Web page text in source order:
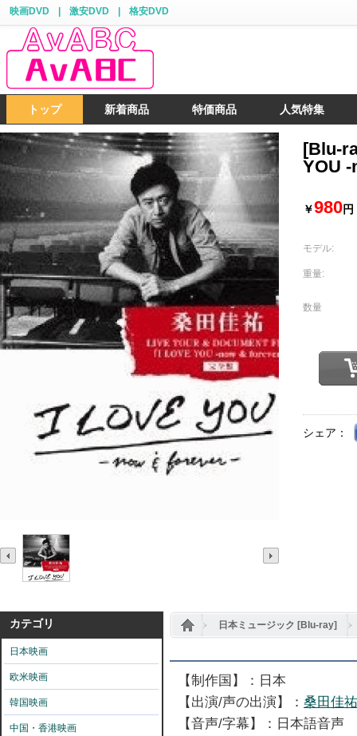
映画DVD 激安DVD 格安DVD
トップ 新着商品 特価商品 人気特集
[Blu-
YOU
￥980円
モデル:
重量:
数量
シェア：
カテゴリ
日本映画
欧米映画
韓国映画
中国・香港映画
日本ミュージック [Blu-ray]
【制作国】：日本
【出演/声の出演】： 桑田佳祐
【音声/字幕】：日本語音声